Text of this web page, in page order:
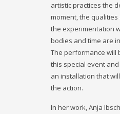
artistic practices the
moment, the
the experimentation
bodies and time are
The performance will
this special event
an installation that
the action.
In her work, Anja